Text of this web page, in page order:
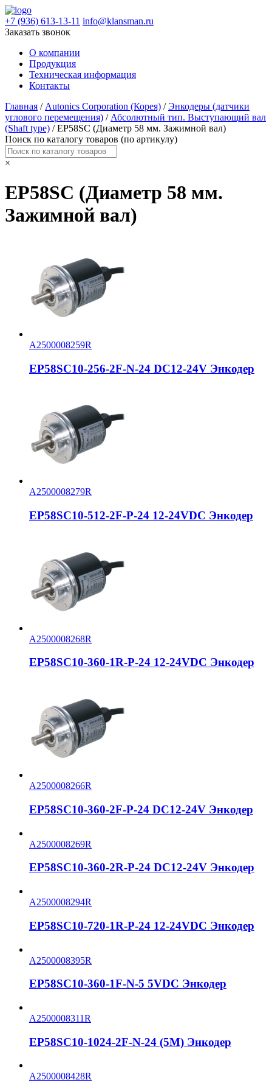
+7 (936) 613-13-11 info@klansman.ru
Заказать звонок
О компании
Продукция
Техническая информация
Контакты
Главная / Autonics Corporation (Корея) /Энкодеры (датчики
углового перемещения) / Абсолютный тип. Выступающий вал
(Shaft type) / EP58SC (Диаметр 58 мм. Зажимной вал)
Поиск по каталогу товаров (по артикулу)
×
EP58SC (Диаметр 58 мм.
Зажимной вал)
A2500008259R
EP58SC10-256-2F-N-24 DC12-24V Энкодер
A2500008279R
EP58SC10-512-2F-P-24 12-24VDC Энкодер
A2500008268R
EP58SC10-360-1R-P-24 12-24VDC Энкодер
A2500008266R
EP58SC10-360-2F-P-24 DC12-24V Энкодер
A2500008269R
EP58SC10-360-2R-P-24 DC12-24V Энкодер
A2500008294R
EP58SC10-720-1R-P-24 12-24VDC Энкодер
A2500008395R
EP58SC10-360-1F-N-5 5VDC Энкодер
A2500008311R
EP58SC10-1024-2F-N-24 (5M) Энкодер
A2500008428R